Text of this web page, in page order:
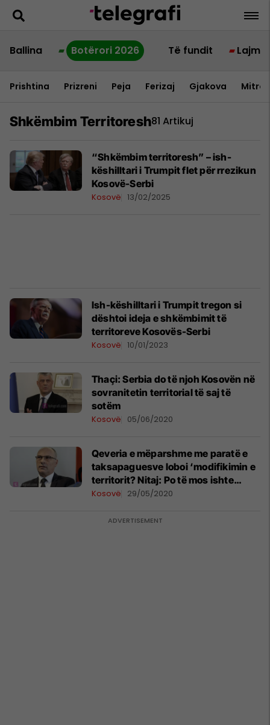
Ballina Botërori 2026 Të fundit Lajme
Prishtina Prizreni Peja Ferizaj Gjakova
Shkëmbim Territoresh81 Artikuj
“Shkëmbim territoresh” – ish-
këshilltari i Trumpit flet për rrezikun
Kosovë-Serbi
Kosovë 13/02/2025
Ish-këshilltari i Trumpit tregon si
dështoi ideja e shkëmbimit të
territoreve Kosovës-Serbi
Kosovë 10/01/2023
Thaçi: Serbia do të njoh Kosovën në
sovranitetin territorial të saj të
sotëm
Kosovë 05/06/2020
Qeveria e mëparshme me paratë e
taksapaguesve loboi ‘modifikimin e
territorit? Nitaj: Po të mos ishte
Haradinaj, Kosova do të ishte
Kosovë 29/05/2020